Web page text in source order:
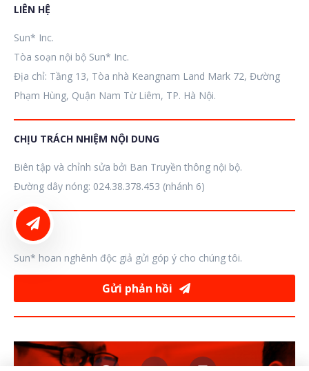
LIÊN HỆ
Sun* Inc.
Tòa soạn nội bộ Sun* Inc.
Địa chỉ: Tầng 13, Tòa nhà Keangnam Land Mark 72, Đường
Phạm Hùng, Quận Nam Từ Liêm, TP. Hà Nội.
CHỊU TRÁCH NHIỆM NỘI DUNG
Biên tập và chỉnh sửa bởi Ban Truyền thông nội bộ.
Đường dây nóng: 024.38.378.453 (nhánh 6)
GÓP Ý
Sun* hoan nghênh độc giả gửi góp ý cho chúng tôi.
Gửi phản hồi
LIÊN HỆ ĐĂNG BÀI